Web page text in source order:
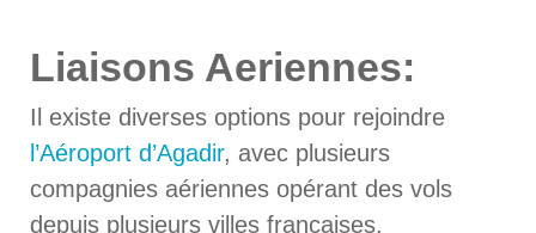
Liaisons Aeriennes:
Il existe diverses options pour rejoindre
l’Aéroport d’Agadir, avec plusieurs
compagnies aériennes opérant des vols
depuis plusieurs villes françaises.